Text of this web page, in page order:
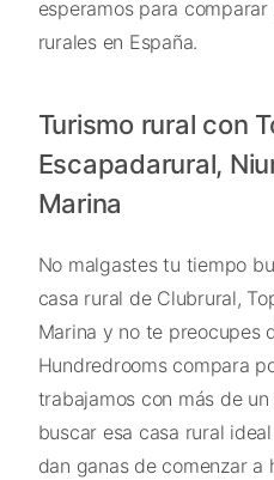
esperamos para
rurales en España.
Turismo rural con
Escapadarural,
Marina
No malgastes tu tiempo
casa rural de Clubrural,
Marina y no te preocupes
Hundredrooms compara
trabajamos con más de
buscar esa casa rural
dan ganas de comenzar a